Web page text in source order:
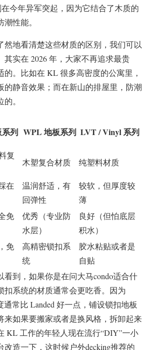
今年异军突起，因为它结合了木质的
性能。
然地看清楚这些材质的区别，我们可以
其实在 2026 年，大家不再追求最贵
的。比如在 KL 很多高密度的公寓里，
的静音效果；而在新山的排屋里，防潮
。
系列 WPL 地板系列 LVT / Vinyl 系列
复
木塑复合材质 纯塑料材质
在
温润舒适，有
回弹性
较软，但厚度较
薄
免
优秀（专业防
水层）
良好（但怕底层
积水）
免
高精密锁扣系
统
胶水粘贴或者是
自贴
看到，如果你是在问大马condo适合什
扣系统的材质通常会更吃香。因为
通常比 Landed 好一点，铺设锁扣地板
来如果要搬家或者是换风格，拆卸起来
KL 工作的年轻人现在流行“DIY”一小
改造一下，这时候户外decking推荐的